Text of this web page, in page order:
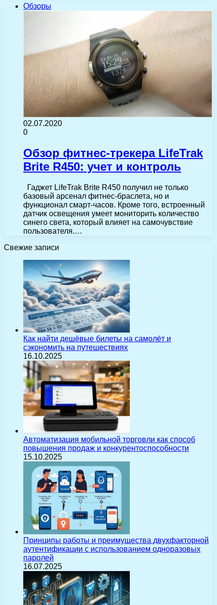
Обзоры
02.07.2020
0
Обзор фитнес-трекера LifeTrak
Brite R450: учет и контроль
Гаджет LifeTrak Brite R450 получил не только
базовый арсенал фитнес-браслета, но и
функционал смарт-часов. Кроме того, встроенный
датчик освещения умеет мониторить количество
синего света, который влияет на самочувствие
пользователя.…
Свежие записи
Как найти дешёвые билеты на самолёт и
сэкономить на путешествиях
16.10.2025
Автоматизация мобильной торговли как способ
повышения продаж и конкурентоспособности
15.10.2025
Принципы работы и преимущества двухфакторной
аутентификации с использованием одноразовых
паролей
16.07.2025